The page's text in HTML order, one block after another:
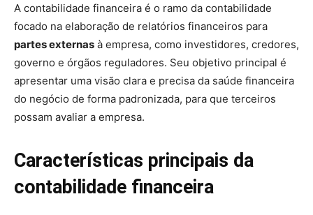
A contabilidade financeira é o ramo da contabilidade
focado na elaboração de relatórios financeiros para
partes externas à empresa, como investidores, credores,
governo e órgãos reguladores. Seu objetivo principal é
apresentar uma visão clara e precisa da saúde financeira
do negócio de forma padronizada, para que terceiros
possam avaliar a empresa.
Características principais da
contabilidade financeira